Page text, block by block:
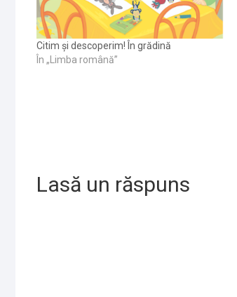
Citim și descoperim! În grădină
În „Limba română”
Lasă un răspuns